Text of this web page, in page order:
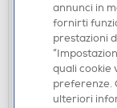
LEXAR - CF
€ 154,00
Acquisto online:
Ritiro in
annunci in
fornirti
prestazioni
quali cookie
preferenze.
ulteriori